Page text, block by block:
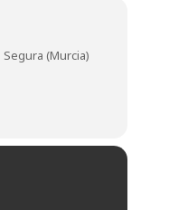
(Murcia)